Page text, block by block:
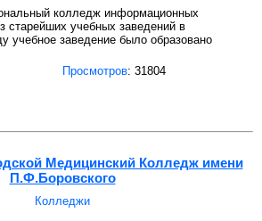
колледж информационных
старейших учебных заведений в
учебное заведение было образовано
Просмотров: 31804
Медицинский Колледж имени
П.Ф.Боровского
Колледжи